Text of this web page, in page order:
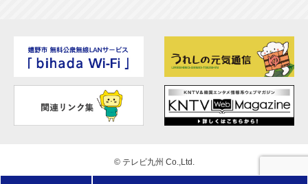
©テレビ九州 Co.,Ltd.